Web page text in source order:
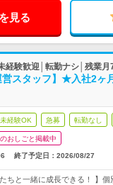
見る
経験歓迎│転勤ナシ│残業
営スタッフ】★入社2ヶ
経験OK 急募 転勤なし
おしごと掲載中
終了予定日： 2026/08/27
たちと一緒に成長できる！ 】